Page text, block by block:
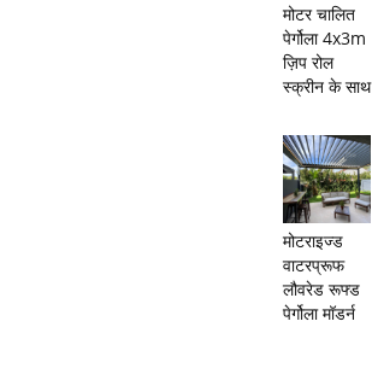
मोटर चालित
पेर्गोला 4x3m
ज़िप रोल
स्क्रीन के साथ
मोटराइज्ड
वाटरप्रूफ
लौवरेड रूफ्ड
पेर्गोला मॉडर्न